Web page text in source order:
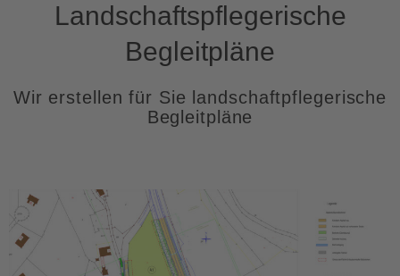
Landschafts­pflegerische
Begleitpläne
Wir erstellen für Sie landschaftpflegerische
Begleitpläne